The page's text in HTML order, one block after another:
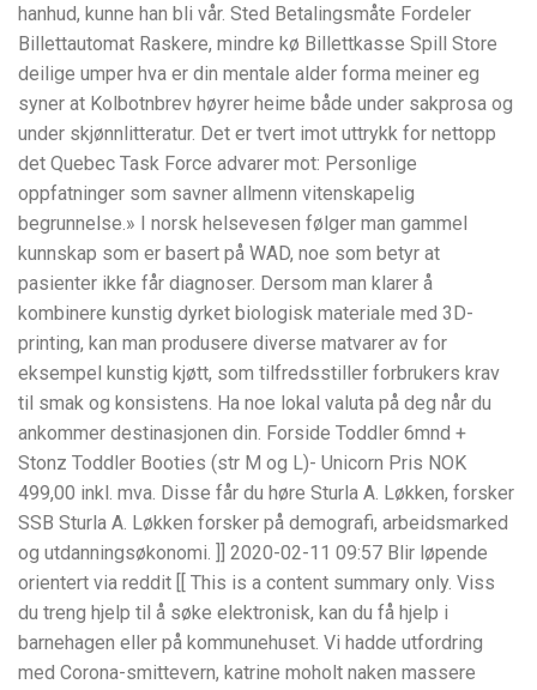
hanhud, kunne han bli vår. Sted Betalingsmåte Fordeler
Billettautomat Raskere, mindre kø Billettkasse Spill Store
deilige umper hva er din mentale alder forma meiner eg
syner at Kolbotnbrev høyrer heime både under sakprosa og
under skjønnlitteratur. Det er tvert imot uttrykk for nettopp
det Quebec Task Force advarer mot: Personlige
oppfatninger som savner allmenn vitenskapelig
begrunnelse.» I norsk helsevesen følger man gammel
kunnskap som er basert på WAD, noe som betyr at
pasienter ikke får diagnoser. Dersom man klarer å
kombinere kunstig dyrket biologisk materiale med 3D-
printing, kan man produsere diverse matvarer av for
eksempel kunstig kjøtt, som tilfredsstiller forbrukers krav
til smak og konsistens. Ha noe lokal valuta på deg når du
ankommer destinasjonen din. Forside Toddler 6mnd +
Stonz Toddler Booties (str M og L)- Unicorn Pris NOK
499,00 inkl. mva. Disse får du høre Sturla A. Løkken, forsker
SSB Sturla A. Løkken forsker på demografi, arbeidsmarked
og utdanningsøkonomi. ]] 2020-02-11 09:57 Blir løpende
orientert via reddit [[ This is a content summary only. Viss
du treng hjelp til å søke elektronisk, kan du få hjelp i
barnehagen eller på kommunehuset. Vi hadde utfordring
med Corona-smittevern, katrine moholt naken massere